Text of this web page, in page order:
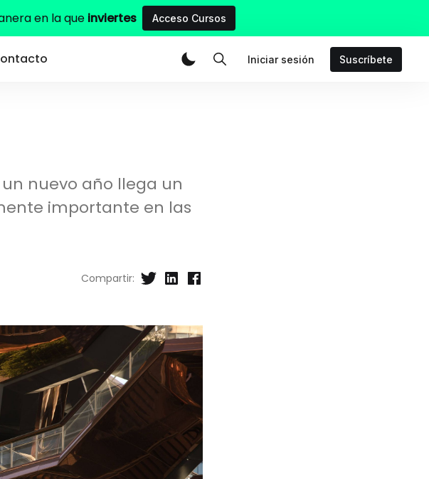
en la que inviertes Acceso Cursos
Iniciar sesión Suscríbete
nuevo año llega un
importante en las
Compartir: